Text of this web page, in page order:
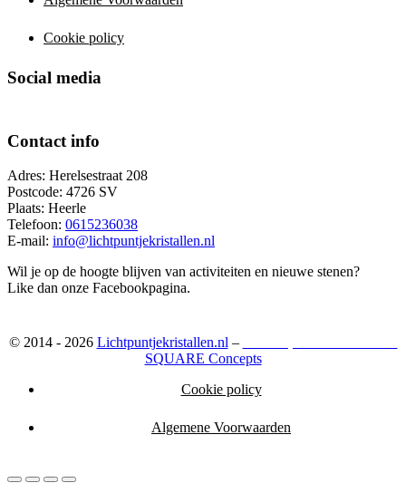
Cookie policy
Social media
Contact info
Adres: Herelsestraat 208
Postcode: 4726 SV
Plaats: Heerle
Telefoon: 0615236038
E-mail: info@lichtpuntjekristallen.nl
Wil je op de hoogte blijven van activiteiten en nieuwe stenen?
Like dan onze Facebookpagina.
© 2014 - 2026 Lichtpuntjekristallen.nl–
SQUARE Concepts
Cookie policy
Algemene Voorwaarden